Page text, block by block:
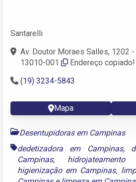
Santarelli
Av. Doutor Moraes Salles, 1202
13010-001
Endereço copiado!
(19) 3234-5843
Mapa
Desentupidoras em Campinas
dedetizadora em Campinas,
Campinas,
higienização em Campinas,